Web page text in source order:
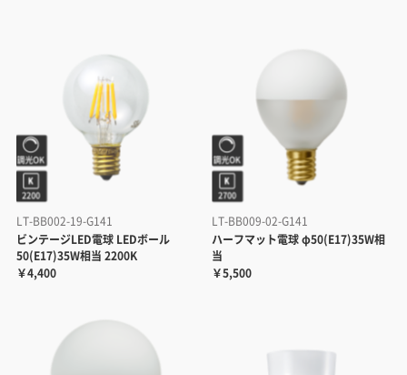
LT-BB002-19-G141
ビンテージLED電球 LEDボール
50(E17)35W相当 2200K
￥4,400
LT-BB009-02-G141
ハーフマット電球 φ50(E17)35W相
当
￥5,500